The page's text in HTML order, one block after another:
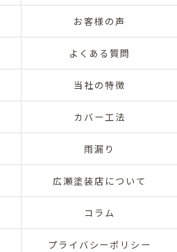
お客様の声
よくある質問
当社の特徴
カバー工法
雨漏り
広瀬塗装店について
コラム
プライバシーポリシー